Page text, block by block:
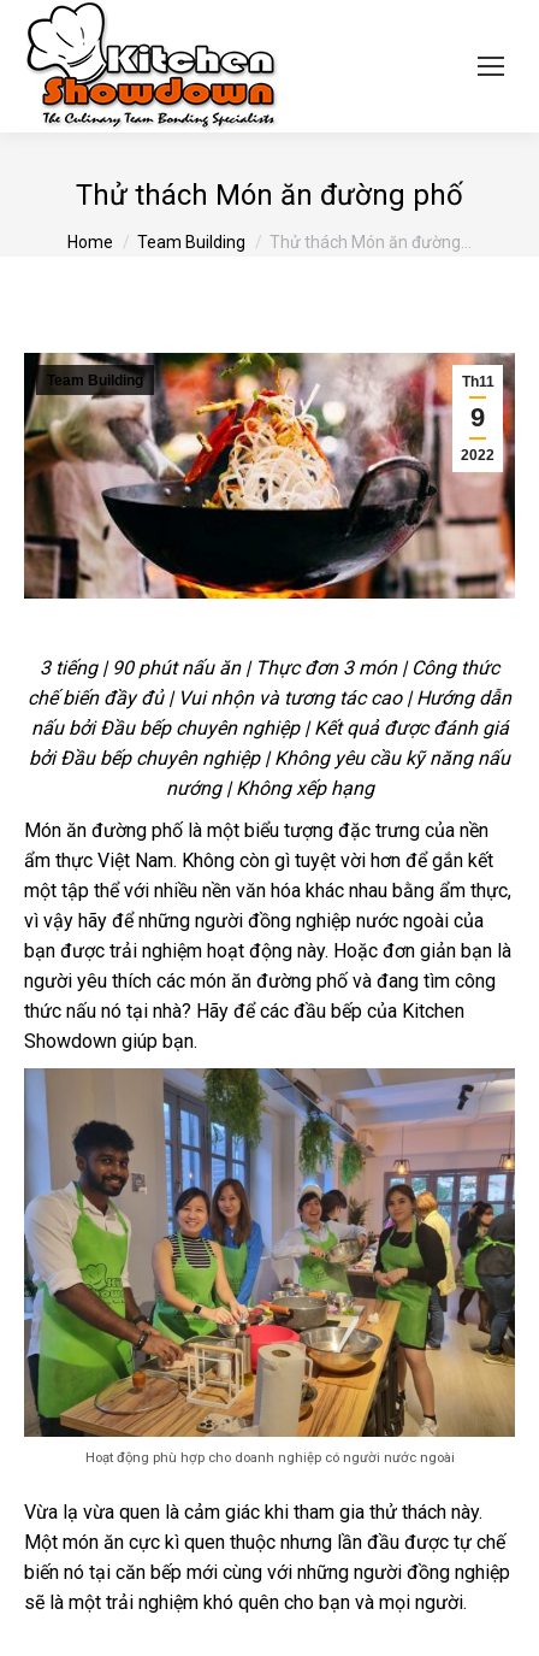
Thử thách Món ăn đường phố
You are here:
Home Team Building Thử thách Món ăn đường…
Th11
9
2022
Team Building
3 tiếng | 90 phút nấu ăn | Thực đơn 3 món | Công thức
chế biến đầy đủ | Vui nhộn và tương tác cao | Hướng dẫn
nấu bởi Đầu bếp chuyên nghiệp | Kết quả được đánh giá
bởi Đầu bếp chuyên nghiệp | Không yêu cầu kỹ năng nấu
nướng | Không xếp hạng
Món ăn đường phố là một biểu tượng đặc trưng của nền
ẩm thực Việt Nam. Không còn gì tuyệt vời hơn để gắn kết
một tập thể với nhiều nền văn hóa khác nhau bằng ẩm thực,
vì vậy hãy để những người đồng nghiệp nước ngoài của
bạn được trải nghiệm hoạt động này. Hoặc đơn giản bạn là
người yêu thích các món ăn đường phố và đang tìm công
thức nấu nó tại nhà? Hãy để các đầu bếp của Kitchen
Showdown giúp bạn.
Hoạt động phù hợp cho doanh nghiệp có người nước ngoài
Vừa lạ vừa quen là cảm giác khi tham gia thử thách này.
Một món ăn cực kì quen thuộc nhưng lần đầu được tự chế
biến nó tại căn bếp mới cùng với những người đồng nghiệp
sẽ là một trải nghiệm khó quên cho bạn và mọi người.